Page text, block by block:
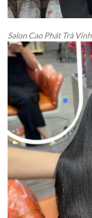
Salon Cao Phát Trà Vinh